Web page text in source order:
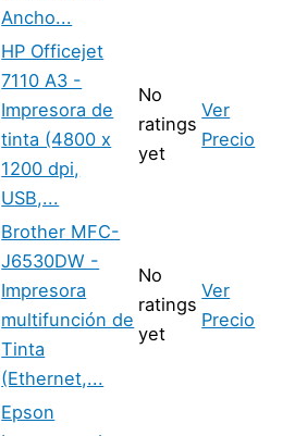
Ancho...
HP Officejet
7110 A3 -
Impresora de
tinta (4800 x
1200 dpi,
USB,...
No
ratings
yet
Ver
Precio
Brother MFC-
J6530DW -
Impresora
multifunción de
Tinta
(Ethernet,...
No
ratings
yet
Ver
Precio
Epson